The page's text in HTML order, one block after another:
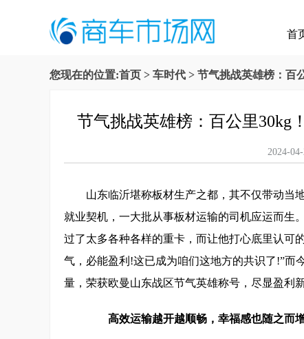
首
您现在的位置:首页 > 车时代 > 节气挑战英雄榜：百
节气挑战英雄榜：百公里30kg
2024-
山东临沂堪称板材生产之都，其不仅带动当
就业契机，一大批从事板材运输的司机应运而生
过了太多各种各样的重卡，而让他打心底里认可
气，必能盈利!这已成为咱们这地方的共识了!”而
量，荣获欧曼山东战区节气英雄称号，尽显盈利新
高效运输越开越顺畅，幸福感也随之而